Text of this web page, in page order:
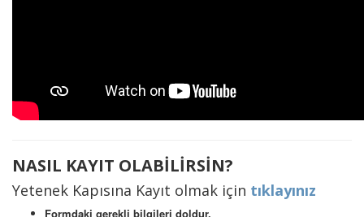
NASIL KAYIT OLABİLİRSİN?
Yetenek Kapısına Kayıt olmak için tıklayınız
Formdaki gerekli bilgileri doldur.